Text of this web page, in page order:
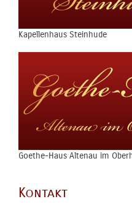
Kapellenhaus Steinhude
Goethe-Haus Altenau im
Kontakt